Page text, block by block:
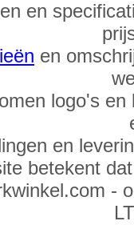
en
en
logo's
en
betekent
-